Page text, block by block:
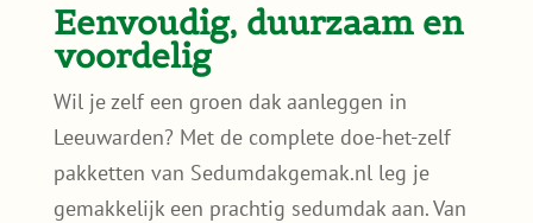
Eenvoudig, duurzaam en
voordelig
Wil je zelf een groen dak aanleggen in
Leeuwarden? Met de complete doe-het-zelf
pakketten van Sedumdakgemak.nl leg je
gemakkelijk een prachtig sedumdak aan. Van